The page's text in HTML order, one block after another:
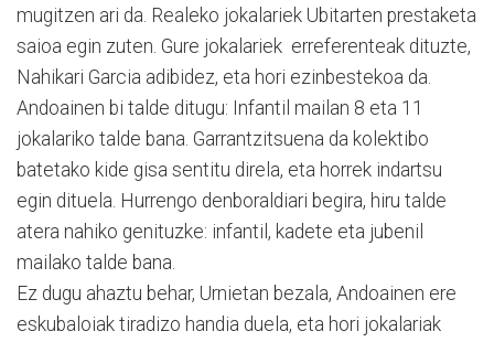
mugitzen ari da. Realeko jokalariek Ubitarten prestaketa
saioa egin zuten. Gure jokalariek erreferenteak dituzte,
Nahikari Garcia adibidez, eta hori ezinbestekoa da.
Andoainen bi talde ditugu: Infantil mailan 8 eta 11
jokalariko talde bana. Garrantzitsuena da kolektibo
batetako kide gisa sentitu direla, eta horrek indartsu
egin dituela. Hurrengo denboraldiari begira, hiru talde
atera nahiko genituzke: infantil, kadete eta jubenil
mailako talde bana.
Ez dugu ahaztu behar, Urnietan bezala, Andoainen ere
eskubaloiak tiradizo handia duela, eta hori jokalariak